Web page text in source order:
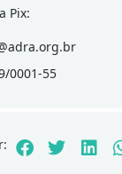
Pix:
0001-55